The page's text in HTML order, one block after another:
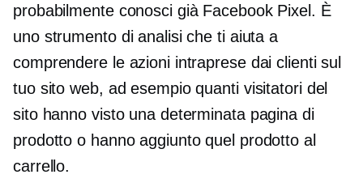
probabilmente conosci già Facebook Pixel. È
uno strumento di analisi che ti aiuta a
comprendere le azioni intraprese dai clienti sul
tuo sito web, ad esempio quanti visitatori del
sito hanno visto una determinata pagina di
prodotto o hanno aggiunto quel prodotto al
carrello.